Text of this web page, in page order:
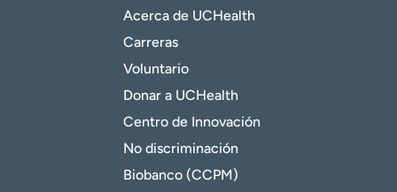
Acerca de UCHealth
Carreras
Voluntario
Donar a UCHealth
Centro de Innovación
No discriminación
Biobanco (CCPM)